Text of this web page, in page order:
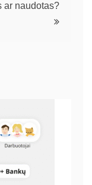
ar naudotas?